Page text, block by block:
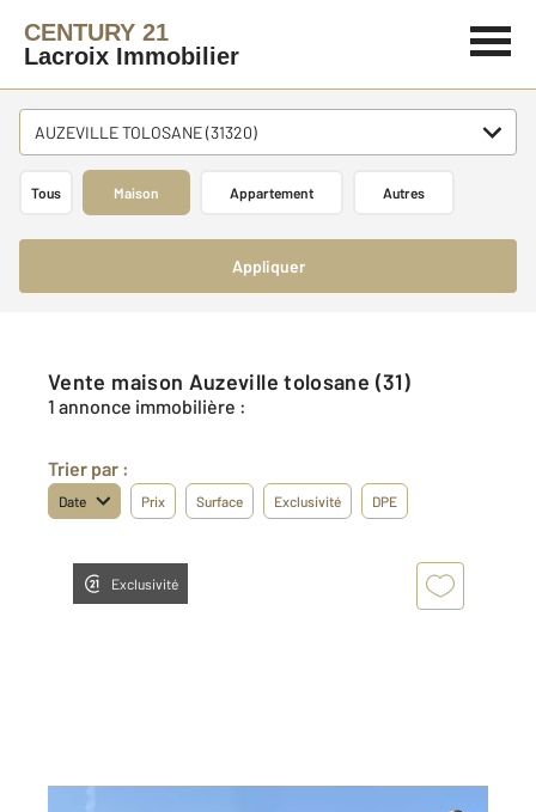
CENTURY 21
Lacroix Immobilier
AUZEVILLE TOLOSANE (31320)
Tous Maison Appartement Autres
Appliquer
Vente maison Auzeville tolosane (31)
1 annonce immobilière :
Trier par :
Date Prix Surface Exclusivité DPE
Exclusivité